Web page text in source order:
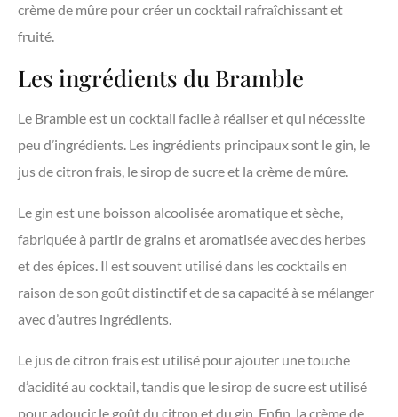
crème de mûre pour créer un cocktail rafraîchissant et
fruité.
Les ingrédients du Bramble
Le Bramble est un cocktail facile à réaliser et qui nécessite
peu d’ingrédients. Les ingrédients principaux sont le gin, le
jus de citron frais, le sirop de sucre et la crème de mûre.
Le gin est une boisson alcoolisée aromatique et sèche,
fabriquée à partir de grains et aromatisée avec des herbes
et des épices. Il est souvent utilisé dans les cocktails en
raison de son goût distinctif et de sa capacité à se mélanger
avec d’autres ingrédients.
Le jus de citron frais est utilisé pour ajouter une touche
d’acidité au cocktail, tandis que le sirop de sucre est utilisé
pour adoucir le goût du citron et du gin. Enfin, la crème de